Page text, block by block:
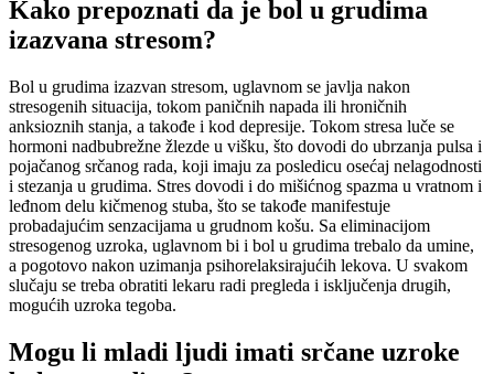
Kako prepoznati da je bol u grudima
izazvana stresom?
Bol u grudima izazvan stresom, uglavnom se javlja nakon
stresogenih situacija, tokom paničnih napada ili hroničnih
anksioznih stanja, a takođe i kod depresije. Tokom stresa luče se
hormoni nadbubrežne žlezde u višku, što dovodi do ubrzanja pulsa i
pojačanog srčanog rada, koji imaju za posledicu osećaj nelagodnosti
i stezanja u grudima. Stres dovodi i do mišićnog spazma u vratnom i
leđnom delu kičmenog stuba, što se takođe manifestuje
probadajućim senzacijama u grudnom košu. Sa eliminacijom
stresogenog uzroka, uglavnom bi i bol u grudima trebalo da umine,
a pogotovo nakon uzimanja psihorelaksirajućih lekova. U svakom
slučaju se treba obratiti lekaru radi pregleda i isključenja drugih,
mogućih uzroka tegoba.
Mogu li mladi ljudi imati srčane uzroke